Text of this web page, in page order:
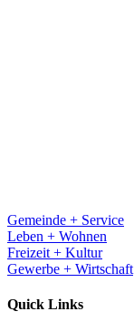
Gemeinde + Service
Leben + Wohnen
Freizeit + Kultur
Gewerbe + Wirtschaft
Quick Links